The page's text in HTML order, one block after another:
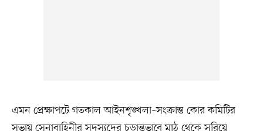
এমন প্রেক্ষাপটে গতকাল আইনশৃঙ্খলা–সংক্রান্ত কোর কমিটির